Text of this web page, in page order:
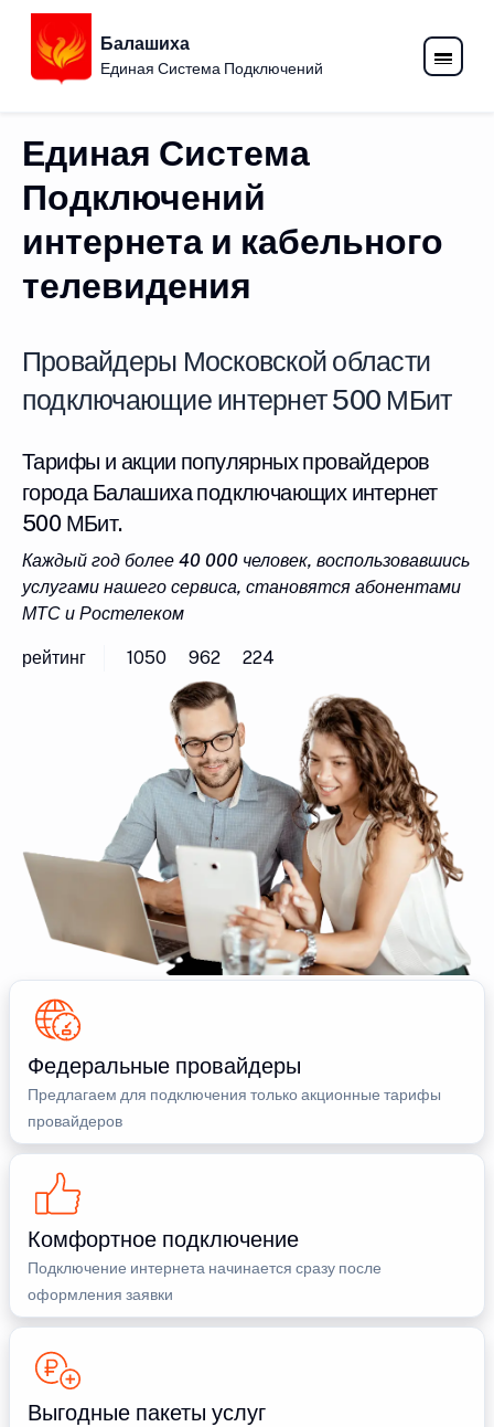
Балашиха
Единая Система Подключений
Единая Система
Подключений
интернета и кабельного
телевидения
Провайдеры Московской области
подключающие интернет 500 МБит
Тарифы и акции популярных провайдеров
города Балашиха подключающих интернет
500 МБит.
Каждый год более 40 000 человек, воспользовавшись
услугами нашего сервиса, становятся абонентами
МТС и Ростелеком
рейтинг 1050 962 224
Федеральные провайдеры
Предлагаем для подключения только акционные тарифы
провайдеров
Комфортное подключение
Подключение интернета начинается сразу после
оформления заявки
Выгодные пакеты услуг